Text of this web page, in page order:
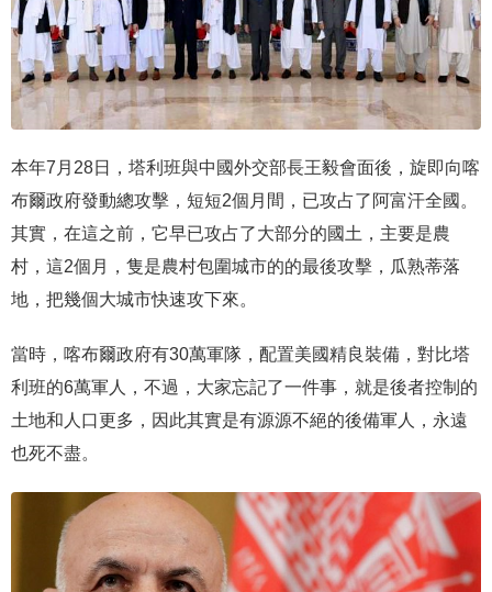
本年7月28日，塔利班與中國外交部長王毅會面後，旋即向喀
布爾政府發動總攻擊，短短2個月間，已攻占了阿富汗全國。
其實，在這之前，它早已攻占了大部分的國土，主要是農
村，這2個月，隻是農村包圍城市的的最後攻擊，瓜熟蒂落
地，把幾個大城市快速攻下來。
當時，喀布爾政府有30萬軍隊，配置美國精良裝備，對比塔
利班的6萬軍人，不過，大家忘記了一件事，就是後者控制的
土地和人口更多，因此其實是有源源不絕的後備軍人，永遠
也死不盡。